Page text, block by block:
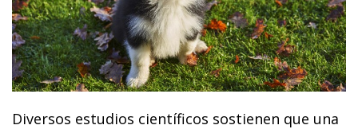
Diversos estudios científicos sostienen que una